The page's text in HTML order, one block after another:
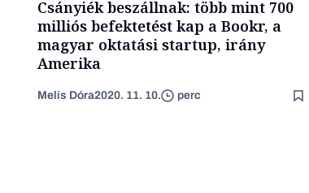
Csányiék beszállnak: több mint 700
milliós befektetést kap a Bookr, a
magyar oktatási startup, irány
Amerika
Melis Dóra2020. 11. 10. perc